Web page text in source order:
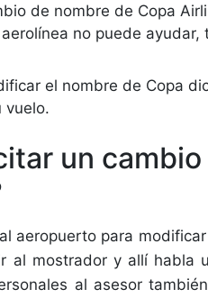
de nombre de Copa
no puede
el nombre de Copa
vuelo.
un
aeropuerto para
al mostrador y allí habla
al asesor